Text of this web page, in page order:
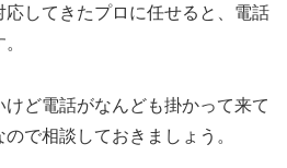
してきたプロに任せると、電話
けど電話がなんども掛かって来て
で相談しておきましょう。